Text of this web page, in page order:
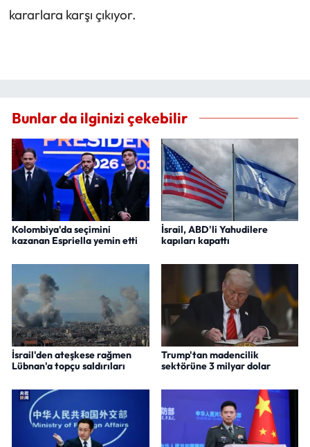
kararlara karşı çıkıyor.
Bunlar da ilginizi çekebilir
Kolombiya'da seçimini
kazanan Espriella yemin etti
İsrail, ABD'li Yahudilere
kapıları kapattı
İsrail'den ateşkese rağmen
Lübnan'a topçu saldırıları
Trump'tan madencilik
sektörüne 3 milyar dolar